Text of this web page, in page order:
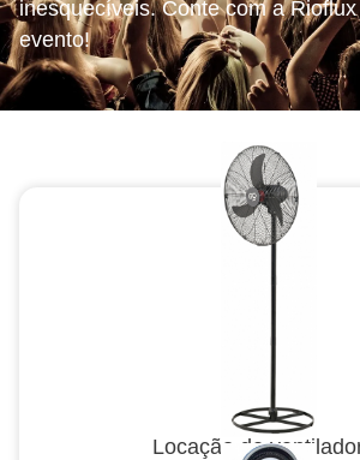
inesquecíveis. Conte com a
evento!
Locação de